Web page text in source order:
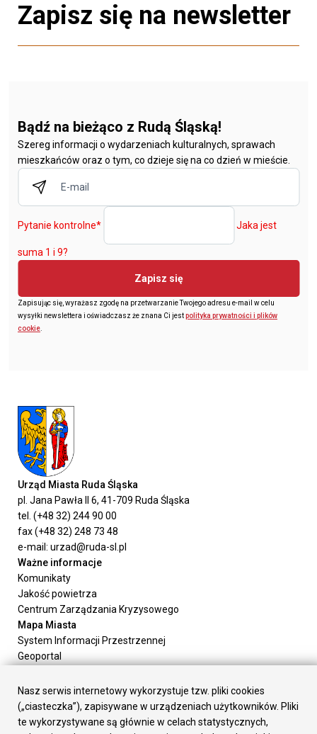
Zapisz się na newsletter
Bądź na bieżąco z Rudą Śląską!
Szereg informacji o wydarzeniach kulturalnych, sprawach
mieszkańców oraz o tym, co dzieje się na co dzień w mieście.
Pytanie kontrolne* Jaka jest
suma 1 i 9?
Zapisz się
Zapisując się, wyrażasz zgodę na przetwarzanie Twojego adresu e-mail w celu
wysyłki newslettera i oświadczasz że znana Ci jestpolityka prywatności i plików
cookie
Urząd Miasta Ruda Śląska
pl. Jana Pawła II 6, 41-709 Ruda Śląska
tel. (+48 32) 244 90 00
fax (+48 32) 248 73 48
e-mail: urzad@ruda-sl.pl
Ważne informacje
Komunikaty
Jakość powietrza
Centrum Zarządzania Kryzysowego
Mapa Miasta
System Informacji Przestrzennej
Geoportal
Załatw sprawę
Prezydent Miasta
Rada Miasta
Nasz serwis internetowy wykorzystuje tzw. pliki cookies
(„ciasteczka”), zapisywane w urządzeniach użytkowników. Pliki
te wykorzystywane są głównie w celach statystycznych,